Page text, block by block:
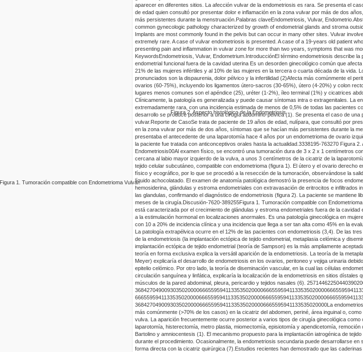
aparecer en diferentes sitios. La afección vulvar de la endometriosis es rara. Se presenta el
de edad quien consultó por presentar dolor e inflamación en la zona vulvar por más de dos
más persistentes durante la menstruación. Palabras claveEndometriosis, Vulvar, Endometrio.
common gynecologic pathology characterized by growth of endometrial glands and stroma
Implants are most commonly found in the pelvis but can occur in many other sites. Vulvar
extremely rare. A case of vulvar endometriosis is presented A case of a 19-years old patient who
presenting pain and inflammation in vulvar zone for more than two years, symptoms that was
KeywordsEndometriosis, Vulvar, Endometrium. IntroducciónEl término endometriosis describe la
endometrial funcional fuera de la cavidad uterina Es un desorden ginecológico común que
21% de las mujeres infértiles y al 10% de las mujeres en la tercera o cuarta década de la vida.
pronunciados son la dispaurenia , dolor pélvico y la infertilidad (2)Afecta más comúnmente el
ovarios (60-75%), incluyendo los ligamentos útero-sacros (30-65%), útero (4-20%) y colon
lugares menos comunes son el apéndice (25), uréter (1-2%), íleo terminal (1%) y cicatrices
Clínicamente, la patología es generalizada y puede causar síntomas intra o extragenitales . La
extremadamente rara, con una incidencia estimada de menos de 0,5% de todas las pacientes
desarrollo se produce posterior a una cirugíaabdomino-pélvica (1) Se presenta el caso de una
vulvar. Reporte de CasoSe trata de paciente de 19 años de edad, nulípara, que consultó por
en la zona vulvar por más de dos años, síntomas que se hacían más persistentes durante la
presentaba el antecedente de una laparotomía hace 4 años por un endometrioma de ovario
la paciente fue tratada con anticonceptivos orales hasta la actualidad. 3338195-763270 Figura 2
Endometriosis00
Figura2 Aspecto histológico de la Endometriosis
Al examen físico, se encontró una tumoración dura de 3 x 2 x 1 centímetros
cercana al labio mayor izquierdo de la vulva, a unos 3 centímetros de la cicatriz de la
tejido celular subcutáneo, compatible con endometrioma (figura 1). El útero y el ovario derecho
físico y ecográfico, por lo que se procedió a la resección de la tumoración, observándose la
líquido achocolatado. El examen de anatomía patológica demostró la presencia de focos
hemosiderina, glándulas y estroma endometriales con extravasación de eritrocitos e infiltrados
las glandulas , confirmando el diagnóstico de endometriosis (figura 2). La paciente se mantiene
meses de la cirugía. Discusión-7620-389255Figura 1 Tumoración compatible con Endometrioma
Figura 1 Tumoración compatible con Endometrioma Vulvar.
está caracterizada por el crecimiento de glándulas y estroma endometriales fuera de la cavidad
a la estimulación hormonal en localizaciones anormales. Es una patología ginecológica en
con 10 a 20% de incidencia clínica y una incidencia que llega a ser tan alta como 45% en la
La patología extrapélvica ocurre en el 12% de las pacientes con endometriosis (3,4). De las
de la endometriosis (la implantación ectópica de tejido endometrial, metaplasia celómica y
implantación ectópica de tejido endometrial (teoría de Sampson) es la más ampliamente
teoría en forma exclusiva explica la versátil aparición de la endometriosis. La teoría de la
Meyer) explicaría el desarrollo de endometriosis en los ovarios, peritoneo y vejiga urinaria
epitelio celómico . Por otro lado, la teoría de diseminación vascular, en la cual las células
circulación sanguínea y linfática, explicaría la localización de la endometriosis en sitios dístales
músculos de la pared abdominal, pleura, pericardio y tejidos nasales (6). 25714462250440390
3684270490093035020000666559594113353502000066655959411335350200006665595
6665595941133535020000666559594113353502000066655959411335350200006665595
368427049009303502000066655959411335350200006665595941133535020000La
más comúnmente (>70% de los casos) en la cicatriz del abdomen, periné, área inguinal o,
vulva. La aparición frecuentemente ocurre posterior a varios tipos de cirugía ginecológica como
laparotomía, histerectomía, metro plastia, miomectomía , episiotomía y apendicetomía,
Bartolino y amniocentesis (1). El mecanismo propuesto para la implantación iatrogénica de tejido
durante el procedimiento. Ocasionalmente, la endometriosis secundaria puede desarrollarse en
forma directa con la cicatriz quirúrgica (7). Estudios recientes han demostrado que las caderinas